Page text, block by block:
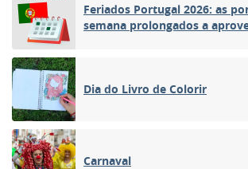
Feriados Portugal 2026: as
semana prolongados a
Dia do Livro de Colorir
Carnaval